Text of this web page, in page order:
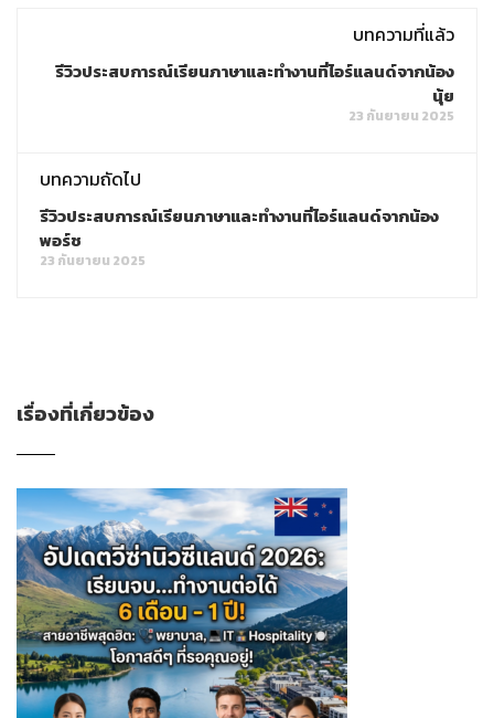
บทความที่แล้ว
รีวิวประสบการณ์เรียนภาษาและทำงานที่ไอร์แลนด์จากน้อง
นุ้ย
23 กันยายน 2025
บทความถัดไป
รีวิวประสบการณ์เรียนภาษาและทำงานที่ไอร์แลนด์จากน้อง
พอร์ช
23 กันยายน 2025
เรื่องที่เกี่ยวข้อง